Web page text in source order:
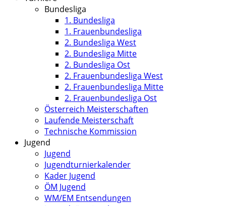
Bundesliga
1. Bundesliga
1. Frauenbundesliga
2. Bundesliga West
2. Bundesliga Mitte
2. Bundesliga Ost
2. Frauenbundesliga West
2. Frauenbundesliga Mitte
2. Frauenbundesliga Ost
Österreich Meisterschaften
Laufende Meisterschaft
Technische Kommission
Jugend
Jugend
Jugendturnierkalender
Kader Jugend
ÖM Jugend
WM/EM Entsendungen